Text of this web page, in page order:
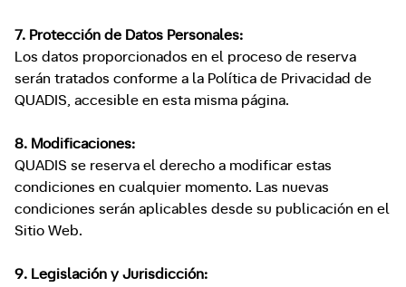
7. Protección de Datos Personales:
Los datos proporcionados en el proceso de reserva
serán tratados conforme a la Política de Privacidad de
QUADIS, accesible en esta misma página.
8. Modificaciones:
QUADIS se reserva el derecho a modificar estas
condiciones en cualquier momento. Las nuevas
condiciones serán aplicables desde su publicación en el
Sitio Web.
9. Legislación y Jurisdicción: